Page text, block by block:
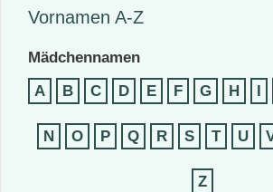
Vornamen A-Z
Mädchennamen
A
B C D E F G H I
N O P Q R S T U
Z